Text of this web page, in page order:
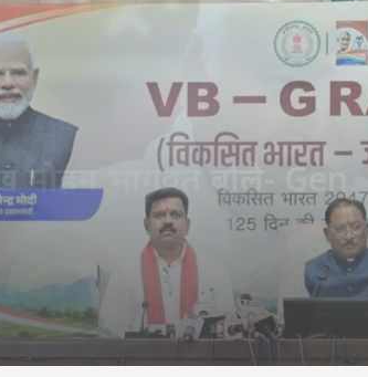
साय ने शुरू किया ‘मेरी
अभिमान’ अभियान : हर
मुक्तिधाम, स्कूलों में
के लिए शौचालय; 6,855
तस्वीर